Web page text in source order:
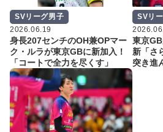
SVリーグ男子
2026.06.19
身長207センチのOH兼OPマー
ク・ルラが東京GBに新加入！
「コートで全力を尽くす」
SVリ
東京
新「さ
突き進